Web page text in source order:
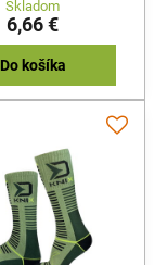
Skladom
6,66 €
Do košíka